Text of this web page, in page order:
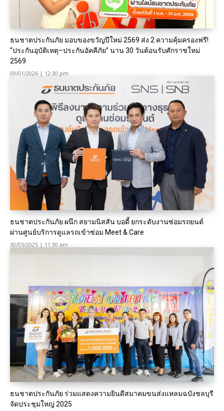
ธนชาตประกันภัย มอบของขวัญปีใหม่ 2569 ส่ง 2 ความคุ้มครองฟรี!
“ประกันอุบัติเหตุ–ประกันอัคคีภัย” นาน 30 วันต้อนรับศักราชใหม่
2569
09/01/2026 | 12:30 pm
ธนชาตประกันภัย ผนึก สยามนิสสัน บอดี้ ยกระดับงานซ่อมรถยนต์
ผ่านศูนย์บริการดูแลรถเข้าซ่อม Meet & Care
30/05/2025 | 11:30 am
ธนชาตประกันภัย ร่วมแสดงความยินดีสมาคมขนส่งแหลมฉบังชลบุรี
จัดประชุมใหญ่ 2025